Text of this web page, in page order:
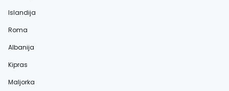
Islandija
Roma
Albanija
Kipras
Maljorka